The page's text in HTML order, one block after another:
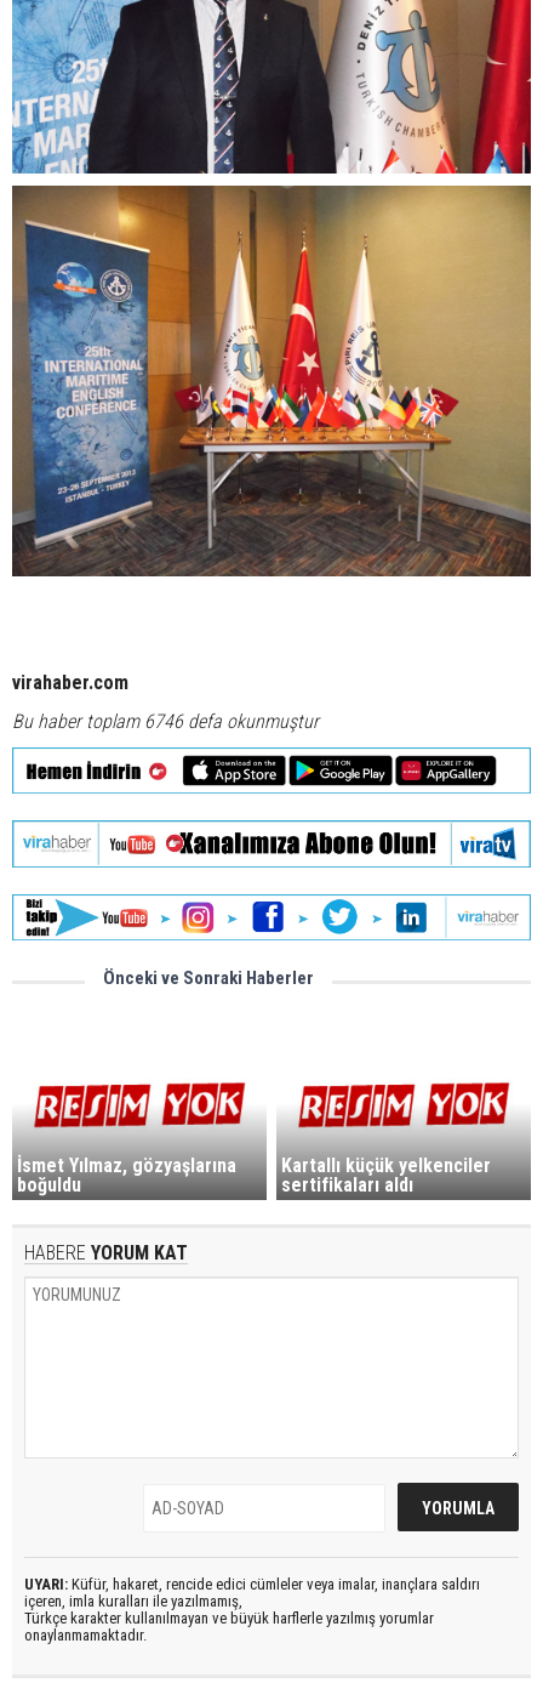
virahaber.com
Bu haber toplam 6746 defa okunmuştur
Önceki ve Sonraki Haberler
İsmet Yılmaz, gözyaşlarına
boğuldu
Kartallı küçük yelkenciler
sertifikaları aldı
HABERE YORUM KAT
UYARI: Küfür, hakaret, rencide edici cümleler veya imalar, inançlara saldırı
içeren, imla kuralları ile yazılmamış,
Türkçe karakter kullanılmayan ve büyük harflerle yazılmış yorumlar
onaylanmamaktadır.